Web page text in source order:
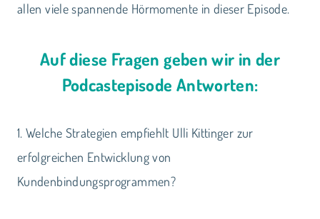
allen viele spannende Hörmomente in dieser Episode.
Auf diese Fragen geben wir in der
Podcastepisode Antworten:
1. Welche Strategien empfiehlt Ulli Kittinger zur
erfolgreichen Entwicklung von
Kundenbindungsprogrammen?